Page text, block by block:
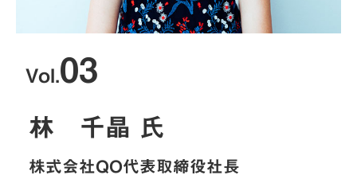
Vol.03
林 千晶 氏
株式会社QO代表取締役社長